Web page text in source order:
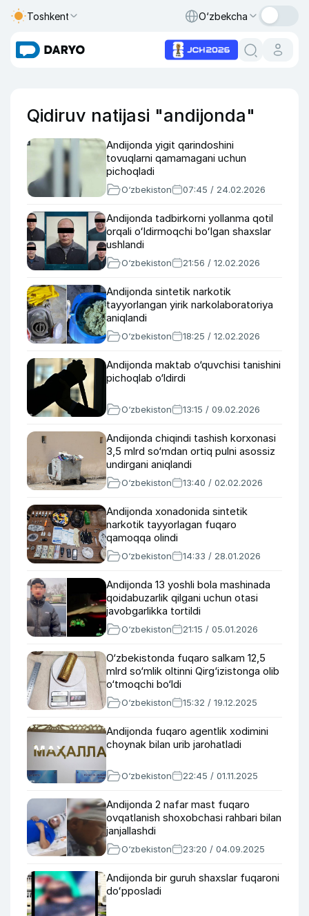
Toshkent O‘zbekcha
Qidiruv natijasi "andijonda"
Andijonda yigit qarindoshini
tovuqlarni qamamagani uchun
pichoqladi
O‘zbekiston 07:45 / 24.02.2026
Andijonda tadbirkorni yollanma qotil
orqali oʻldirmoqchi boʻlgan shaxslar
ushlandi
O‘zbekiston 21:56 / 12.02.2026
Andijonda sintetik narkotik
tayyorlangan yirik narkolaboratoriya
aniqlandi
O‘zbekiston 18:25 / 12.02.2026
Andijonda maktab o‘quvchisi tanishini
pichoqlab o‘ldirdi
O‘zbekiston 13:15 / 09.02.2026
Andijonda chiqindi tashish korxonasi
3,5 mlrd so‘mdan ortiq pulni asossiz
undirgani aniqlandi
O‘zbekiston 13:40 / 02.02.2026
Andijonda xonadonida sintetik
narkotik tayyorlagan fuqaro
qamoqqa olindi
O‘zbekiston 14:33 / 28.01.2026
Andijonda 13 yoshli bola mashinada
qoidabuzarlik qilgani uchun otasi
javobgarlikka tortildi
O‘zbekiston 21:15 / 05.01.2026
O‘zbekistonda fuqaro salkam 12,5
mlrd so‘mlik oltinni Qirg‘izistonga olib
o‘tmoqchi bo‘ldi
O‘zbekiston 15:32 / 19.12.2025
Andijonda fuqaro agentlik xodimini
choynak bilan urib jarohatladi
O‘zbekiston 22:45 / 01.11.2025
Andijonda 2 nafar mast fuqaro
ovqatlanish shoxobchasi rahbari bilan
janjallashdi
O‘zbekiston 23:20 / 04.09.2025
Andijonda bir guruh shaxslar fuqaroni
doʻpposladi